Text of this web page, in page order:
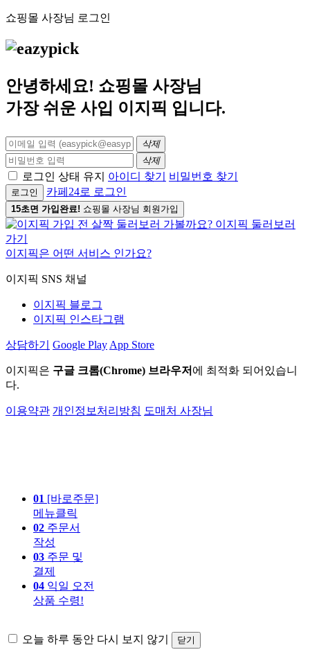
쇼핑몰 사장님 로그인
안녕하세요! 쇼핑몰 사장님
가장 쉬운 사입 이지픽 입니다.
삭제
삭제
로그인 상태 유지 아이디 찾기 비밀번호 찾기
로그인 카페24로 로그인
15초면 가입완료! 쇼핑몰 사장님 회원가입
이지픽은 어떤 서비스 인가요?
이지픽 SNS 채널
이지픽 블로그
이지픽 인스타그램
상담하기 Google Play App Store
이지픽은 구글 크롬(Chrome) 브라우저 에 최적화 되어있습니
다.
이용약관 개인정보처리방침 도매처 사장님
01 [바로주문]
메뉴클릭
02 주문서
작성
03 주문 및
결제
04 익일 오전
상품 수령!
오늘 하루 동안 다시 보지 않기 닫기